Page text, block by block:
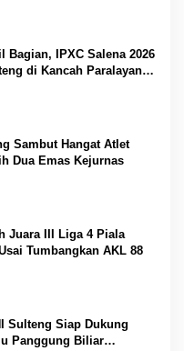
Bagian, IPXC Salena 2026
di Kancah Paralayang
Sambut Hangat Atlet
Dua Emas Kejurnas
Juara III Liga 4 Piala
Tumbangkan AKL 88
Sulteng Siap Dukung
Panggung Biliar